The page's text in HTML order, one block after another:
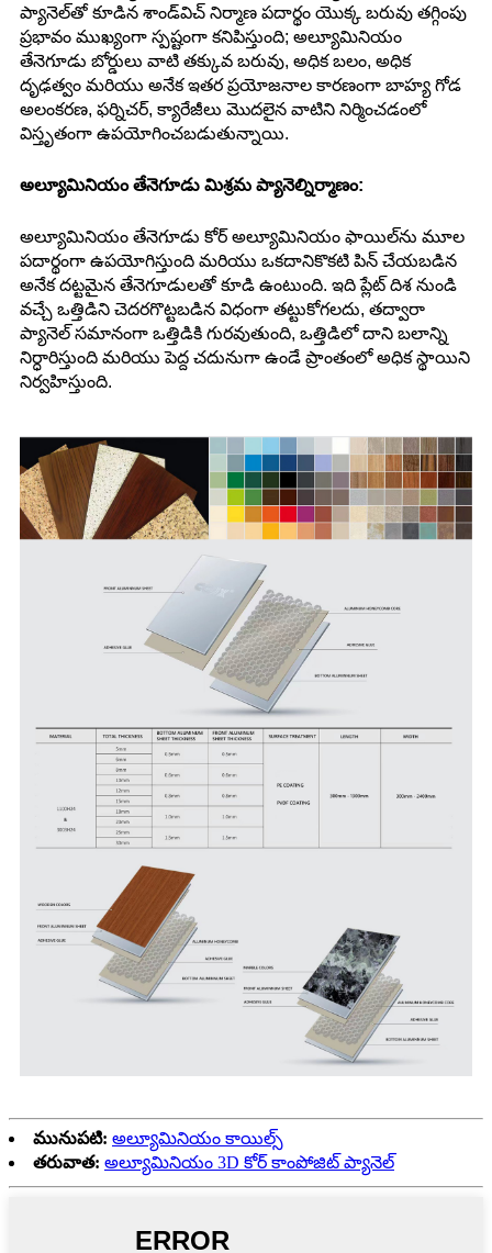
ప్యానెల్‌తో కూడిన శాండ్‌విచ్ నిర్మాణ పదార్థం యొక్క బరువు తగ్గింపు
ప్రభావం ముఖ్యంగా స్పష్టంగా కనిపిస్తుంది; అల్యూమినియం
తేనెగూడు బోర్డులు వాటి తక్కువ బరువు, అధిక బలం, అధిక
దృఢత్వం మరియు అనేక ఇతర ప్రయోజనాల కారణంగా బాహ్య గోడ
అలంకరణ, ఫర్నిచర్, క్యారేజీలు మొదలైన వాటిని నిర్మించడంలో
విస్తృతంగా ఉపయోగించబడుతున్నాయి.
అల్యూమినియం తేనెగూడు మిశ్రమ ప్యానెల్నిర్మాణం:
అల్యూమినియం తేనెగూడు కోర్ అల్యూమినియం ఫాయిల్‌ను మూల
పదార్థంగా ఉపయోగిస్తుంది మరియు ఒకదానికొకటి పిన్ చేయబడిన
అనేక దట్టమైన తేనెగూడులతో కూడి ఉంటుంది. ఇది ప్లేట్ దిశ నుండి
వచ్చే ఒత్తిడిని చెదరగొట్టబడిన విధంగా తట్టుకోగలదు, తద్వారా
ప్యానెల్ సమానంగా ఒత్తిడికి గురవుతుంది, ఒత్తిడిలో దాని బలాన్ని
నిర్ధారిస్తుంది మరియు పెద్ద చదునుగా ఉండే ప్రాంతంలో అధిక స్థాయిని
నిర్వహిస్తుంది.
మునుపటి: అల్యూమినియం కాయిల్స్
తరువాత: అల్యూమినియం 3D కోర్ కాంపోజిట్ ప్యానెల్